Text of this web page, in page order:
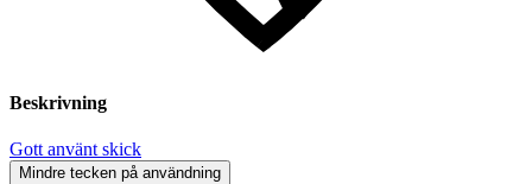
Beskrivning
Gott använt skick
Mindre tecken på användning